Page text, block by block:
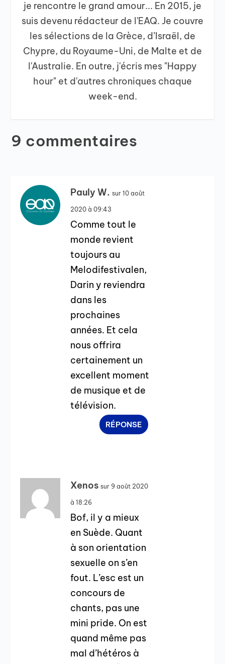
je rencontre le grand amour... En 2015, je
suis devenu rédacteur de l'EAQ. Je couvre
les sélections de la Grèce, d’Israël, de
Chypre, du Royaume-Uni, de Malte et de
l'Australie. En outre, j'écris mes "Happy
hour" et d'autres chroniques chaque
week-end.
9 commentaires
Pauly W. sur 10 août
2020 à 09:43
Comme tout le
monde revient
toujours au
Melodifestivalen,
Darin y reviendra
dans les
prochaines
années. Et cela
nous offrira
certainement un
excellent moment
de musique et de
télévision.
RÉPONSE
Xenos sur 9 août 2020
à 18:26
Bof, il y a mieux
en Suède. Quant
à son orientation
sexuelle on s’en
fout. L’esc est un
concours de
chants, pas une
mini pride. On est
quand même pas
mal d’hétéros à